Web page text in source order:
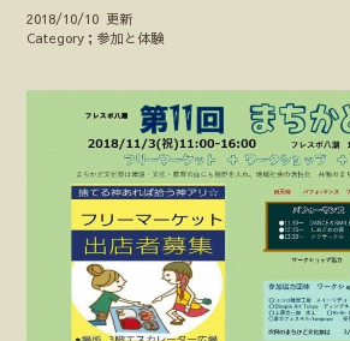
2018/10/10 更新
Category；参加と体験